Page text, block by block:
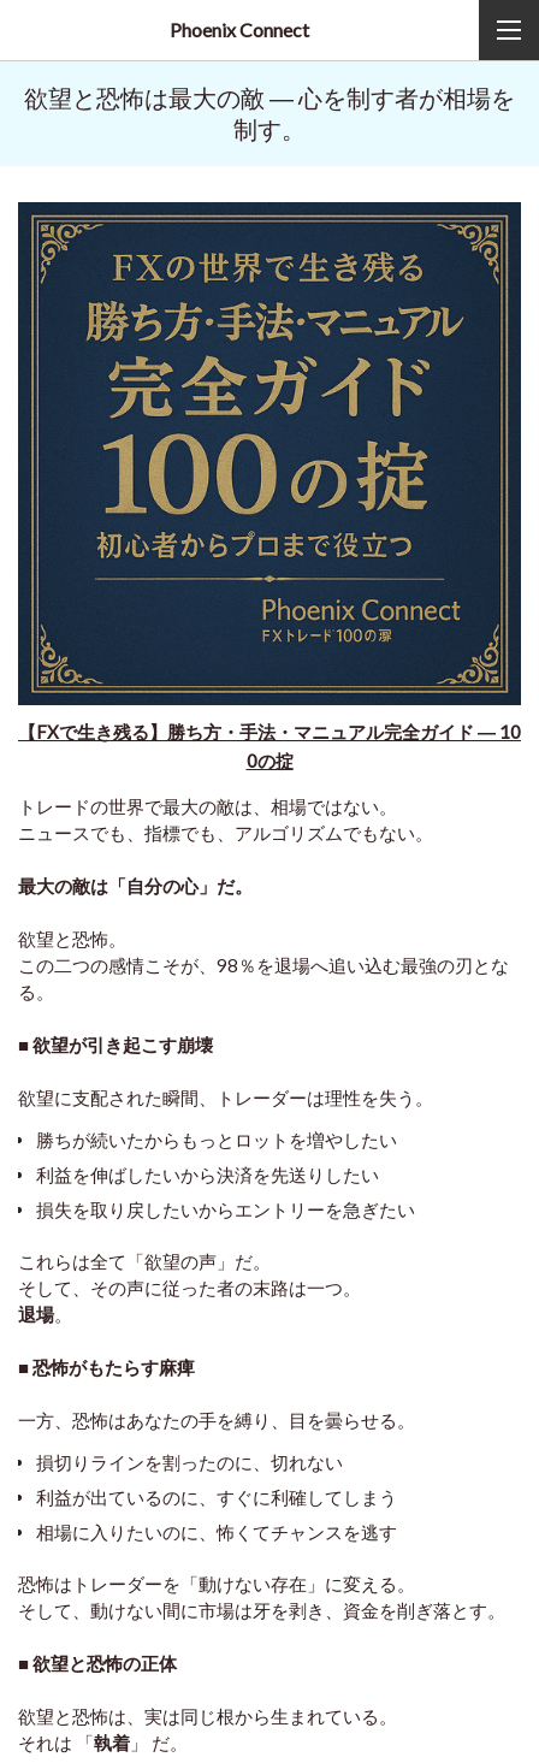
Phoenix Connect
欲望と恐怖は最大の敵 ― 心を制す者が相場を
制す。
【FXで生き残る】勝ち方・手法・マニュアル完全ガイド ― 10
0の掟
トレードの世界で最大の敵は、相場ではない。
ニュースでも、指標でも、アルゴリズムでもない。
最大の敵は「自分の心」だ。
欲望と恐怖。
この二つの感情こそが、98％を退場へ追い込む最強の刃とな
る。
■ 欲望が引き起こす崩壊
欲望に支配された瞬間、トレーダーは理性を失う。
勝ちが続いたからもっとロットを増やしたい
利益を伸ばしたいから決済を先送りしたい
損失を取り戻したいからエントリーを急ぎたい
これらは全て「欲望の声」だ。
そして、その声に従った者の末路は一つ。
退場。
■ 恐怖がもたらす麻痺
一方、恐怖はあなたの手を縛り、目を曇らせる。
損切りラインを割ったのに、切れない
利益が出ているのに、すぐに利確してしまう
相場に入りたいのに、怖くてチャンスを逃す
恐怖はトレーダーを「動けない存在」に変える。
そして、動けない間に市場は牙を剥き、資金を削ぎ落とす。
■ 欲望と恐怖の正体
欲望と恐怖は、実は同じ根から生まれている。
それは 「執着 」 だ。